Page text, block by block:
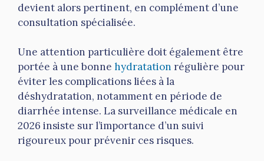
devient alors pertinent, en complément d’une
consultation spécialisée.
Une attention particulière doit également être
portée à une bonne hydratation régulière pour
éviter les complications liées à la
déshydratation, notamment en période de
diarrhée intense. La surveillance médicale en
2026 insiste sur l’importance d’un suivi
rigoureux pour prévenir ces risques.